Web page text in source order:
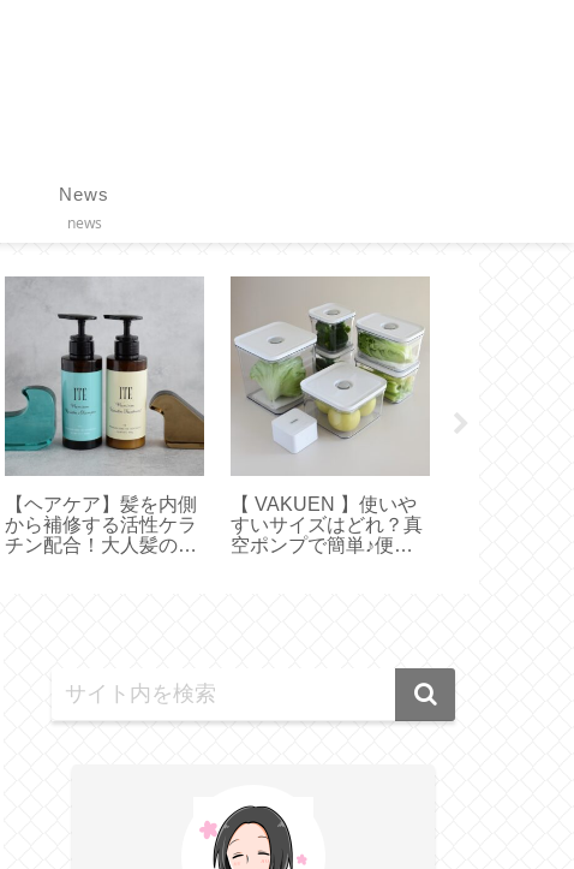
News
news
【Sliet】これ正解！お
すすめは無理なく履け
るスリエット【体幹を
【FANCL メンバーズ
特典】誕生月のカタロ
グギフトのプレゼント